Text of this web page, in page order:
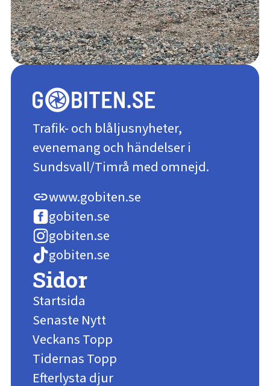
Trafik- och blåljusnyheter,
evenemang och händelser i
Sundsvall/Timrå med omnejd.
linkwww.gobiten.se
gobiten.se
gobiten.se
gobiten.se
Sidor
Startsida
Senaste Nytt
Veckans Topp
Tidernas Topp
Efterlysta djur